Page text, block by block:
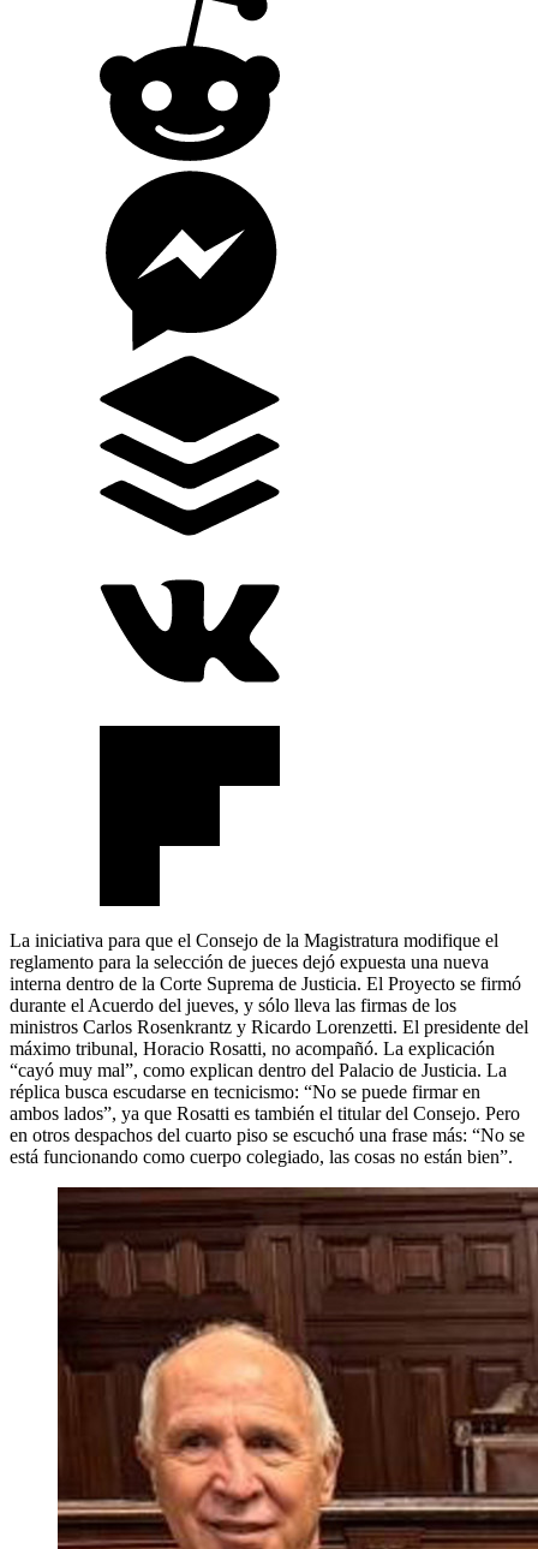
La iniciativa para que el Consejo de la Magistratura modifique el
reglamento para la selección de jueces dejó expuesta una nueva
interna dentro de la Corte Suprema de Justicia. El Proyecto se firmó
durante el Acuerdo del jueves, y sólo lleva las firmas de los
ministros Carlos Rosenkrantz y Ricardo Lorenzetti. El presidente del
máximo tribunal, Horacio Rosatti, no acompañó. La explicación
“cayó muy mal”, como explican dentro del Palacio de Justicia. La
réplica busca escudarse en tecnicismo: “No se puede firmar en
ambos lados”, ya que Rosatti es también el titular del Consejo. Pero
en otros despachos del cuarto piso se escuchó una frase más: “No se
está funcionando como cuerpo colegiado, las cosas no están bien”.